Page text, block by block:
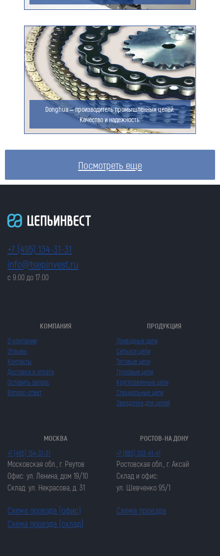
Donghua – производитель промышленных цепей.
Качество и надежность.
Посмотреть еще
+7 (495) 134-31-31
info@tsepinvest.ru
с 9:00 до 17:00
КОМПАНИЯ
О компании
Отзывы
Контакты
Доставка и оплата
Оставить запрос
Вопрос-ответ
ПРОДУКЦИЯ
Приводные цепи
Сельхоз цепи
Тяговые цепи
Грузовые цепи
Круглозвенные цепи
Специальные цепи
Звездочки для цепей
МОСКВА
+7 (495) 134-31-31
Московская обл., г. Реутов
Офис: ул. Ленина, дом 19/10
Склад: ул. Некрасова, д. 31
Схема проезда (офис)
Схема проезда (склад)
РОСТОВ-НА ДОНУ
+7 (863) 303-41-41
Ростовская обл., г. Аксай
Склад и офис:
ул. Шевченко 95/1
Схема проезда